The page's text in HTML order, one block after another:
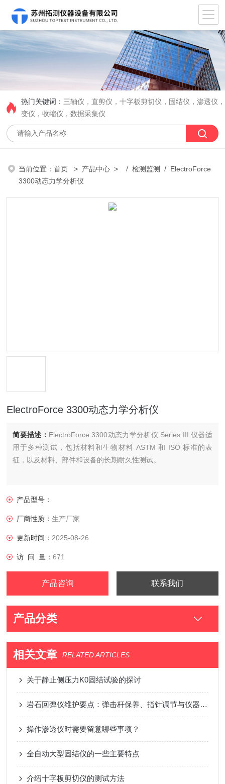
热门关键词： 三轴仪，直剪仪，十字板剪切仪，固结仪，渗透仪
变仪，收缩仪，数据采集仪
当前位置：首页 > 产品中心 > /检测监测
/ ElectroForce
3300动态力学分析仪
ElectroForce 3300动态力学分析仪
简要描述： ElectroForce 3300动态力学分析仪 Series III 仪器适
用于多种测试，包括材料和生物材料 ASTM 和 ISO 标准的表
征，以及材料、部件和设备的长期耐久性测试。
产品型号：
厂商性质：生产厂家
更新时间： 2025-08-26
访 问 量：671
产品咨询 联系我们
产品分类
相关文章 RELATED ARTICLES
关于静止侧压力K0固结试验的探讨
岩石回弹仪维护要点：弹击杆保养、指针调节与仪器防潮措施
操作渗透仪时需要留意哪些事项？
全自动大型固结仪的一些主要特点
介绍十字板剪切仪的测试方法